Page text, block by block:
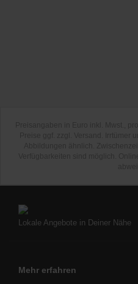
Lokale Angebote in Deiner Nähe
Mehr erfahren